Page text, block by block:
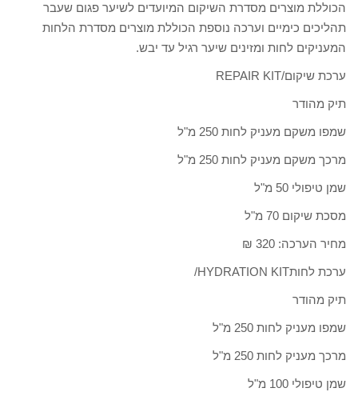
הכוללת מוצרים מסדרת השיקום המיועדים לשיער פגום שעבר
תהליכים כימיים וערכה נוספת הכוללת מוצרים מסדרת הלחות
המעניקים לחות ומזינים שיער רגיל עד יבש.
ערכת שיקום/REPAIR KIT
תיק מהודר
שמפו משקם מעניק לחות 250 מ"ל
מרכך משקם מעניק לחות 250 מ"ל
שמן טיפולי 50 מ"ל
מסכת שיקום 70 מ"ל
מחיר הערכה: 320 ₪
ערכת לחותHYDRATION KIT/
תיק מהודר
שמפו מעניק לחות 250 מ"ל
מרכך מעניק לחות 250 מ"ל
שמן טיפולי 100 מ"ל